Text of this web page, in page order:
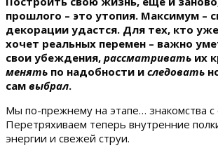
прошлого – это утопия. Максимум –
декорации удастся. Для тех, кто
хочет реальных перемен – важно
свои убеждения, рассматривать их
менять по надобности и следовать
сам выбрал.
Мы по-прежнему на этапе… знакомства с
Перетряхиваем теперь внутренние
энергии и свежей струи.